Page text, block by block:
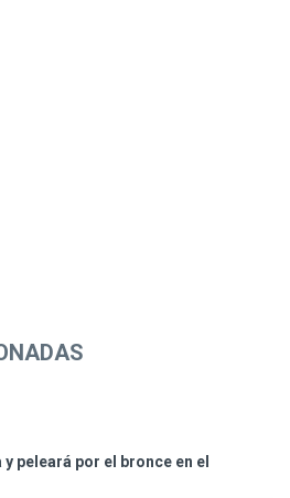
peleará por el bronce en el